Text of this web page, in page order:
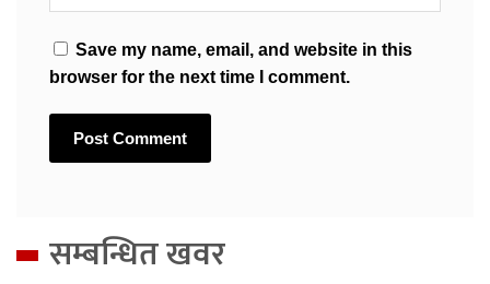
Save my name, email, and website in this
browser for the next time I comment.
सम्बन्धित खवर